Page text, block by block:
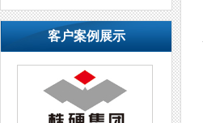
客户案例展示